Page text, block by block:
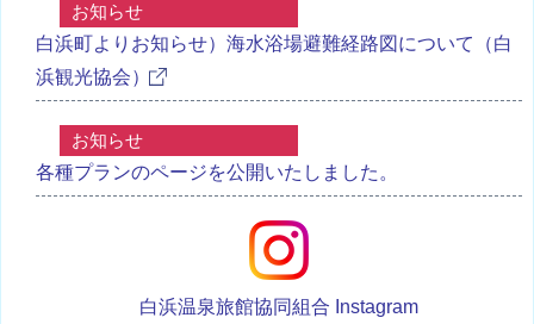
お知らせ
白浜町よりお知らせ）海水浴場避難経路図について（白
浜観光協会）
お知らせ
各種プランのページを公開いたしました。
白浜温泉旅館協同組合 Instagram